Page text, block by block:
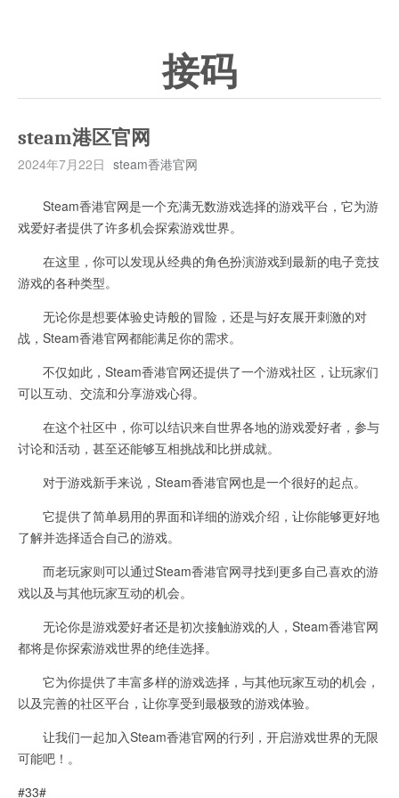
接码
steam港区官网
2024年7月22日 steam香港官网
Steam香港官网是一个充满无数游戏选择的游戏平台，它为游
戏爱好者提供了许多机会探索游戏世界。
在这里，你可以发现从经典的角色扮演游戏到最新的电子竞技
游戏的各种类型。
无论你是想要体验史诗般的冒险，还是与好友展开刺激的对
战，Steam香港官网都能满足你的需求。
不仅如此，Steam香港官网还提供了一个游戏社区，让玩家们
可以互动、交流和分享游戏心得。
在这个社区中，你可以结识来自世界各地的游戏爱好者，参与
讨论和活动，甚至还能够互相挑战和比拼成就。
对于游戏新手来说，Steam香港官网也是一个很好的起点。
它提供了简单易用的界面和详细的游戏介绍，让你能够更好地
了解并选择适合自己的游戏。
而老玩家则可以通过Steam香港官网寻找到更多自己喜欢的游
戏以及与其他玩家互动的机会。
无论你是游戏爱好者还是初次接触游戏的人，Steam香港官网
都将是你探索游戏世界的绝佳选择。
它为你提供了丰富多样的游戏选择，与其他玩家互动的机会，
以及完善的社区平台，让你享受到最极致的游戏体验。
让我们一起加入Steam香港官网的行列，开启游戏世界的无限
可能吧！。
#33#